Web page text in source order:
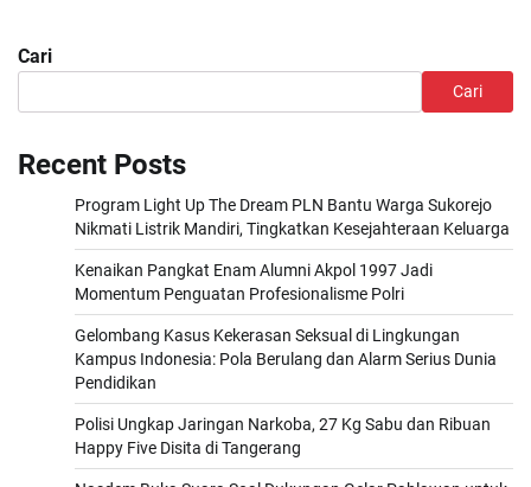
Cari
Cari
Recent Posts
Program Light Up The Dream PLN Bantu Warga Sukorejo
Nikmati Listrik Mandiri, Tingkatkan Kesejahteraan Keluarga
Kenaikan Pangkat Enam Alumni Akpol 1997 Jadi
Momentum Penguatan Profesionalisme Polri
Gelombang Kasus Kekerasan Seksual di Lingkungan
Kampus Indonesia: Pola Berulang dan Alarm Serius Dunia
Pendidikan
Polisi Ungkap Jaringan Narkoba, 27 Kg Sabu dan Ribuan
Happy Five Disita di Tangerang